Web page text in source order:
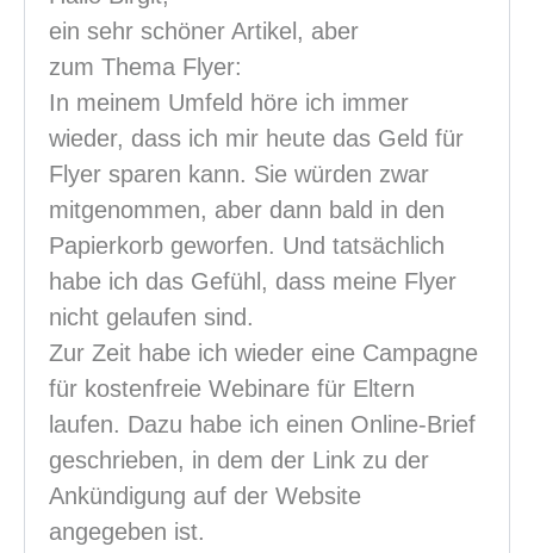
ein sehr schöner Artikel, aber
zum Thema Flyer:
In meinem Umfeld höre ich immer
wieder, dass ich mir heute das Geld für
Flyer sparen kann. Sie würden zwar
mitgenommen, aber dann bald in den
Papierkorb geworfen. Und tatsächlich
habe ich das Gefühl, dass meine Flyer
nicht gelaufen sind.
Zur Zeit habe ich wieder eine Campagne
für kostenfreie Webinare für Eltern
laufen. Dazu habe ich einen Online-Brief
geschrieben, in dem der Link zu der
Ankündigung auf der Website
angegeben ist.